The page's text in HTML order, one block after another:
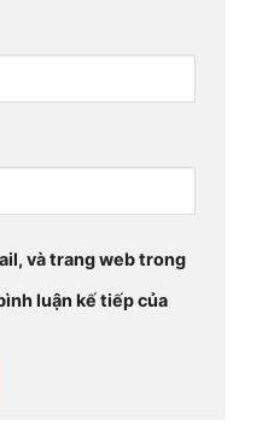
và trang web trong
luận kế tiếp của